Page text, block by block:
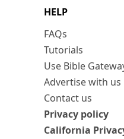
HELP
FAQs
Tutorials
Use Bible
Advertise with us
Contact us
Privacy policy
California